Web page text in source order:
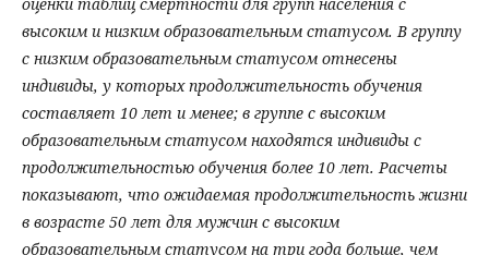
высоким и низким образовательным статусом. В группу
с низким образовательным статусом отнесены
индивиды, у которых продолжительность обучения
составляет 10 лет и менее; в группе с высоким
образовательным статусом находятся индивиды с
продолжительностью обучения более 10 лет. Расчеты
показывают, что ожидаемая продолжительность жизни
в возрасте 50 лет для мужчин с высоким
образовательным статусом на три года больше, чем